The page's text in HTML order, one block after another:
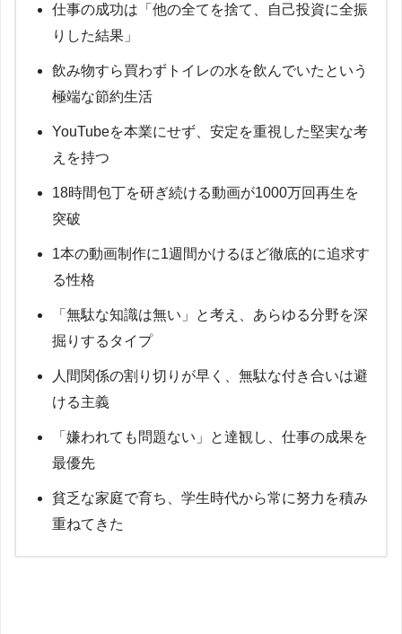
仕事の成功は「他の全てを捨て、自己投資に全振
りした結果」
飲み物すら買わずトイレの水を飲んでいたという
極端な節約生活
YouTubeを本業にせず、安定を重視した堅実な考
えを持つ
18時間包丁を研ぎ続ける動画が1000万回再生を
突破
1本の動画制作に1週間かけるほど徹底的に追求す
る性格
「無駄な知識は無い」と考え、あらゆる分野を深
掘りするタイプ
人間関係の割り切りが早く、無駄な付き合いは避
ける主義
「嫌われても問題ない」と達観し、仕事の成果を
最優先
貧乏な家庭で育ち、学生時代から常に努力を積み
重ねてきた